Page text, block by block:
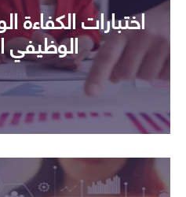
اختبارات الكفاءة
الوظيفي